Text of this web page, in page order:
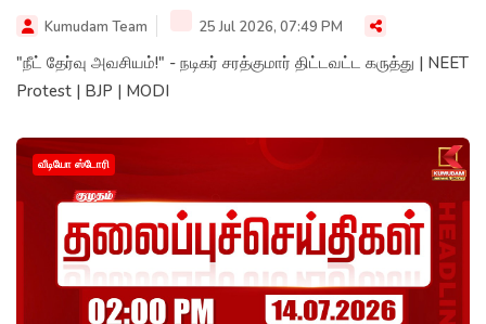
Kumudam Team 25 Jul 2026, 07:49 PM
"நீட் தேர்வு அவசியம்!" - நடிகர் சரத்குமார் திட்டவட்ட கருத்து | NEET
Protest | BJP | MODI
வீடியோ ஸ்டோரி